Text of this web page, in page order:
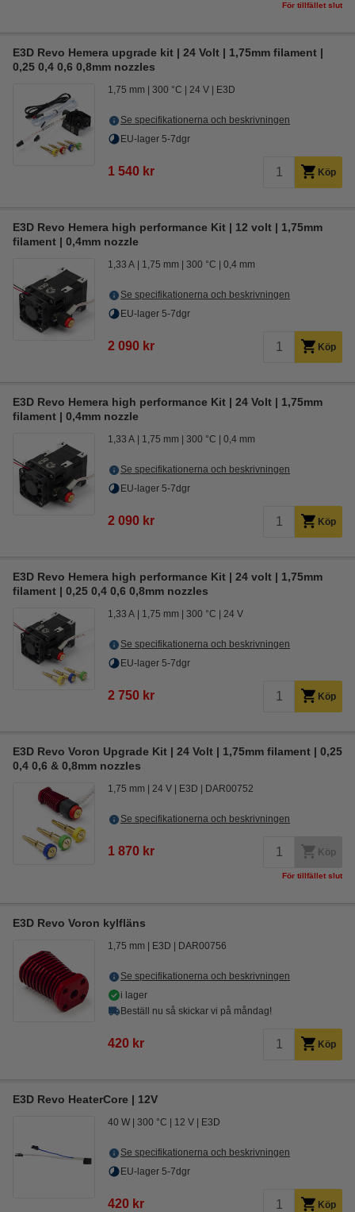
För tillfället slut
E3D Revo Hemera upgrade kit | 24 Volt | 1,75mm filament |
0,25 0,4 0,6 0,8mm nozzles
1,75 mm 300 °C 24 V E3D
Se specifikationerna och beskrivningen
EU-lager 5-7dgr
1 540 kr Köp
E3D Revo Hemera high performance Kit | 12 volt | 1,75mm
filament | 0,4mm nozzle
1,33 A 1,75 mm 300 °C 0,4 mm
Se specifikationerna och beskrivningen
EU-lager 5-7dgr
2 090 kr Köp
E3D Revo Hemera high performance Kit | 24 Volt | 1,75mm
filament | 0,4mm nozzle
1,33 A 1,75 mm 300 °C 0,4 mm
Se specifikationerna och beskrivningen
EU-lager 5-7dgr
2 090 kr Köp
E3D Revo Hemera high performance Kit | 24 volt | 1,75mm
filament | 0,25 0,4 0,6 0,8mm nozzles
1,33 A 1,75 mm 300 °C 24 V
Se specifikationerna och beskrivningen
EU-lager 5-7dgr
2 750 kr Köp
E3D Revo Voron Upgrade Kit | 24 Volt | 1,75mm filament | 0,25
0,4 0,6 & 0,8mm nozzles
1,75 mm 24 V E3D DAR00752
Se specifikationerna och beskrivningen
1 870 kr Köp
För tillfället slut
E3D Revo Voron kylfläns
1,75 mm E3D DAR00756
Se specifikationerna och beskrivningen
i lager
Beställ nu så skickar vi på måndag!
420 kr Köp
E3D Revo HeaterCore | 12V
40 W 300 °C 12 V E3D
Se specifikationerna och beskrivningen
EU-lager 5-7dgr
420 kr Köp